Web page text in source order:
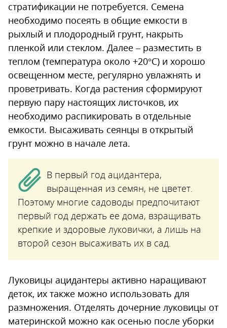
стратификации не потребуется. Семена
необходимо посеять в общие емкости в
рыхлый и плодородный грунт, накрыть
пленкой или стеклом. Далее – разместить в
теплом (температура около +20°С) и хорошо
освещенном месте, регулярно увлажнять и
проветривать. Когда растения сформируют
первую пару настоящих листочков, их
необходимо распикировать в отдельные
емкости. Высаживать сеянцы в открытый
грунт можно в начале лета.
В первый год ацидантера,
выращенная из семян, не цветет.
Поэтому многие садоводы предпочитают
первый год держать ее дома, взращивать
крепкие и здоровые луковички, а лишь на
второй сезон высаживать их в сад.
Луковицы ацидантеры активно наращивают
деток, их также можно использовать для
размножения. Отделять дочерние луковицы от
материнской можно как осенью после уборки